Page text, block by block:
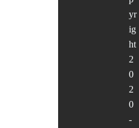
yr
ig
ht
2
0
2
0
-